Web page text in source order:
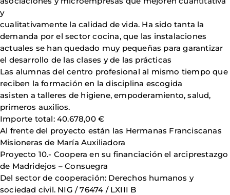
y
cualitativamente la calidad de vida. Ha sido tanta la
demanda por el sector cocina, que las instalaciones
actuales se han quedado muy pequeñas para garantizar
el desarrollo de las clases y de las prácticas
Las alumnas del centro profesional al mismo tiempo que
reciben la formación en la disciplina escogida
asisten a talleres de higiene, empoderamiento, salud,
primeros auxilios.
Importe total: 40.678,00 €
Al frente del proyecto están las Hermanas Franciscanas
Misioneras de María Auxiliadora
Proyecto 10.- Coopera en su financiación el arciprestazgo
de Madridejos – Consuegra
Del sector de cooperación: Derechos humanos y
sociedad civil. NIG / 76474 / LXIII B